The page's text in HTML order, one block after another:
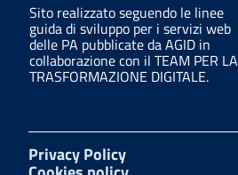
Sito realizzato seguendo le linee
guida di sviluppo per i servizi web
delle PA pubblicate da AGID in
collaborazione con il TEAM PER LA
TRASFORMAZIONE DIGITALE.
Privacy Policy